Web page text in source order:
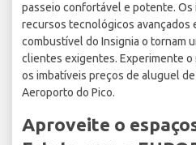
passeio confortável e potente.
recursos tecnológicos avançados
combustível do Insignia o tornam
clientes exigentes. Experimente
os imbatíveis preços de aluguel
Aeroporto do Pico.
Aproveite o